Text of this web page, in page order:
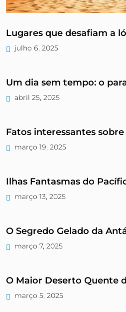
Lugares que desafiam a
julho 6, 2025
Um dia sem tempo: o
abril 25, 2025
Fatos interessantes
março 19, 2025
Ilhas Fantasmas do
março 13, 2025
O Segredo Gelado da
março 7, 2025
O Maior Deserto Quente
março 5, 2025